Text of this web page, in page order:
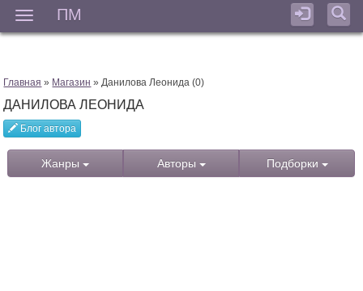
ПМ
Главная » Магазин » Данилова Леонида (0)
ДАНИЛОВА ЛЕОНИДА
Блог автора
Жанры Авторы Подборки